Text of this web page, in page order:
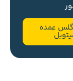
عمده